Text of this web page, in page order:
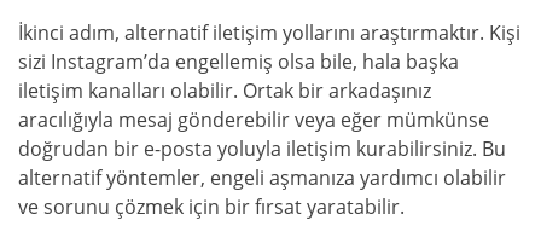
İkinci adım, alternatif iletişim yollarını araştırmaktır. Kişi
sizi Instagram’da engellemiş olsa bile, hala başka
iletişim kanalları olabilir. Ortak bir arkadaşınız
aracılığıyla mesaj gönderebilir veya eğer mümkünse
doğrudan bir e-posta yoluyla iletişim kurabilirsiniz. Bu
alternatif yöntemler, engeli aşmanıza yardımcı olabilir
ve sorunu çözmek için bir fırsat yaratabilir.